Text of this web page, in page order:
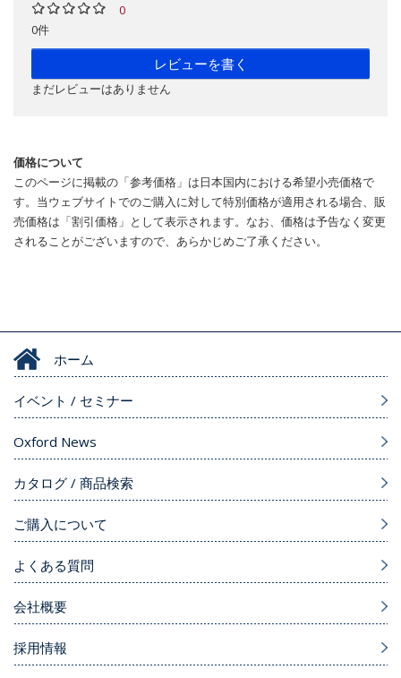
0
0件
レビューを書く
まだレビューはありません
価格について
このページに掲載の「参考価格」は日本国内における希望小売価格で
す。当ウェブサイトでのご購入に対して特別価格が適用される場合、販
売価格は「割引価格」として表示されます。なお、価格は予告なく変更
されることがございますので、あらかじめご了承ください。
ホーム
イベント / セミナー
Oxford News
カタログ / 商品検索
ご購入について
よくある質問
会社概要
採用情報